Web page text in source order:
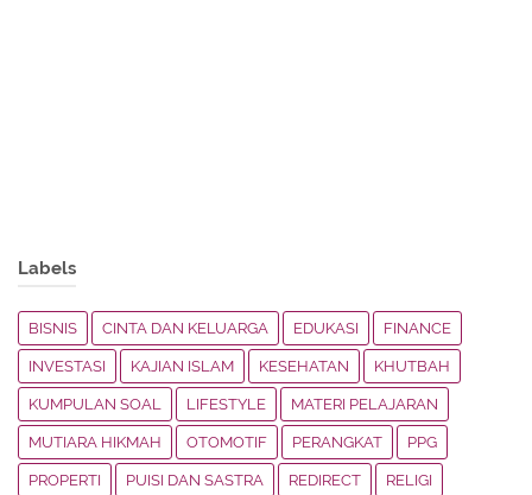
Labels
BISNIS CINTA DAN KELUARGA EDUKASI FINANCE
INVESTASI KAJIAN ISLAM KESEHATAN KHUTBAH
KUMPULAN SOAL LIFESTYLE MATERI PELAJARAN
MUTIARA HIKMAH OTOMOTIF PERANGKAT PPG
PROPERTI PUISI DAN SASTRA REDIRECT RELIGI